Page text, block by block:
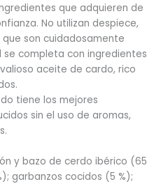
que adquieren de
No utilizan despiece,
son cuidadosamente
completa con ingredientes
aceite de cardo, rico
tiene los mejores
sin el uso de aromas,
y bazo de cerdo ibérico (65
garbanzos cocidos (5 %);